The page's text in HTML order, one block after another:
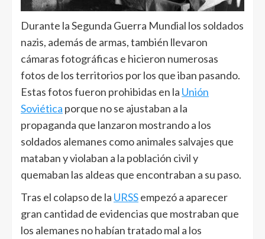
Durante la Segunda Guerra Mundial los soldados
nazis, además de armas, también llevaron
cámaras fotográficas e hicieron numerosas
fotos de los territorios por los que iban pasando.
Estas fotos fueron prohibidas en la Unión
Soviética porque no se ajustaban a la
propaganda que lanzaron mostrando a los
soldados alemanes como animales salvajes que
mataban y violaban a la población civil y
quemaban las aldeas que encontraban a su paso.
Tras el colapso de la URSSempezó a aparecer
gran cantidad de evidencias que mostraban que
los alemanes no habían tratado mal a los